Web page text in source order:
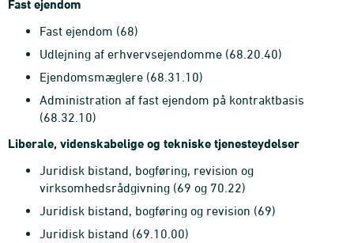
Fast ejendom
Fast ejendom (68)
Udlejning af erhvervsejendomme (68.20.40)
Ejendomsmæglere (68.31.10)
Administration af fast ejendom på kontraktbasis
(68.32.10)
Liberale, videnskabelige og tekniske tjenesteydelser
Juridisk bistand, bogføring, revision og
virksomhedsrådgivning (69 og 70.22)
Juridisk bistand, bogføring og revision (69)
Juridisk bistand (69.10.00)